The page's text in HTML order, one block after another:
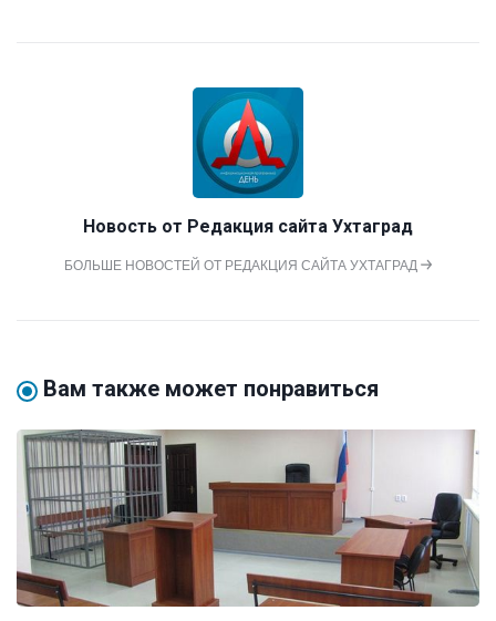
Новость от Редакция сайта Ухтаград
БОЛЬШЕ НОВОСТЕЙ ОТ РЕДАКЦИЯ САЙТА УХТАГРАД
Вам также может понравиться